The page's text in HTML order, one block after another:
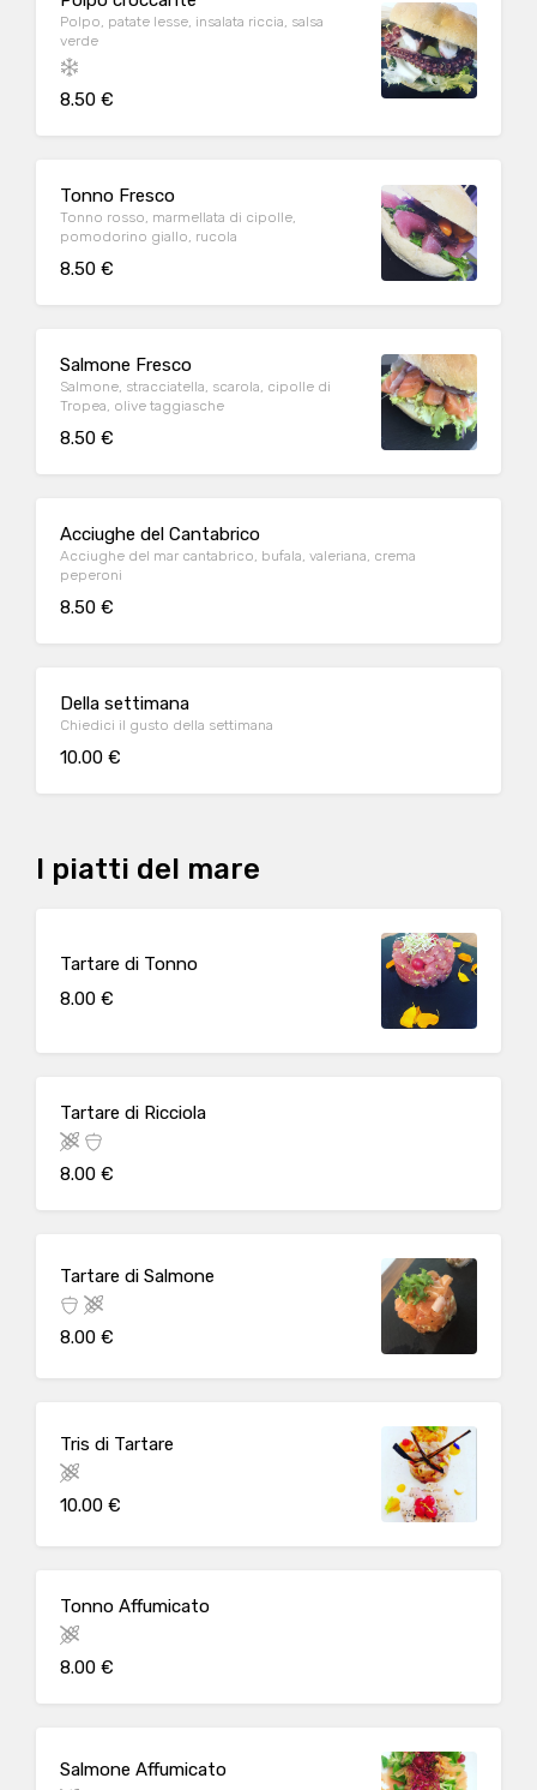
Polpo, patate lesse, insalata riccia, salsa
verde
8.50 €
Tonno Fresco
Tonno rosso, marmellata di cipolle,
pomodorino giallo, rucola
8.50 €
Salmone Fresco
Salmone, stracciatella, scarola, cipolle di
Tropea, olive taggiasche
8.50 €
Acciughe del Cantabrico
Acciughe del mar cantabrico, bufala, valeriana, crema
peperoni
8.50 €
Della settimana
Chiedici il gusto della settimana
10.00 €
I piatti del mare
Tartare di Tonno
8.00 €
Tartare di Ricciola
8.00 €
Tartare di Salmone
8.00 €
Tris di Tartare
10.00 €
Tonno Affumicato
8.00 €
Salmone Affumicato